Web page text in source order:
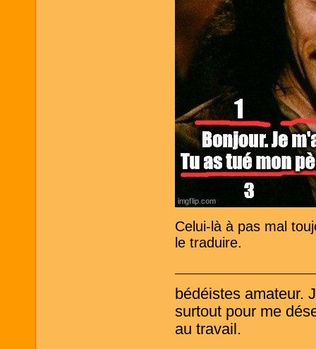
Celui-là à pas mal
le traduire.
bédéistes amateur.
surtout pour me
au travail.